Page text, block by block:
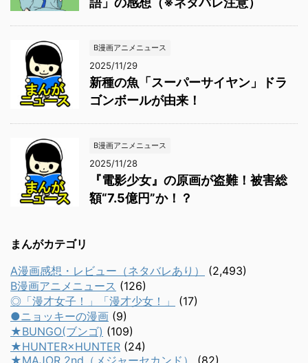
B漫画アニメニュース
2025/11/29
新種の魚「スーパーサイヤン」ドラ
ゴンボールが由来！
B漫画アニメニュース
2025/11/28
『電影少女』の原画が盗難！被害総
額“7.5億円”か！？
まんがカテゴリ
A漫画感想・レビュー（ネタバレあり）
(2,493)
B漫画アニメニュース (126)
◎「漫才女子！」「漫才少女！」
(17)
●ニョッキーの漫画 (9)
★BUNGO(ブンゴ) (109)
★HUNTER×HUNTER (24)